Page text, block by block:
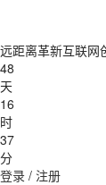
远距离革新互联网
48
天
16
时
37
分
登录 / 注册